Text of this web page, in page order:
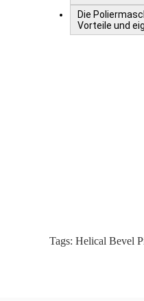
Die
Vorteile und
Tags: Helical Bevel